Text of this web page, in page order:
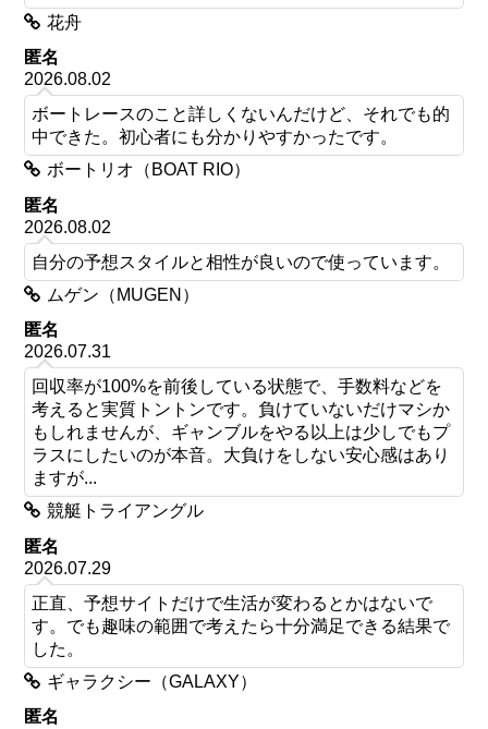
花舟
匿名
2026.08.02
ボートレースのこと詳しくないんだけど、それでも的
中できた。初心者にも分かりやすかったです。
ボートリオ（BOAT RIO）
匿名
2026.08.02
自分の予想スタイルと相性が良いので使っています。
ムゲン（MUGEN）
匿名
2026.07.31
回収率が100%を前後している状態で、手数料などを
考えると実質トントンです。負けていないだけマシか
もしれませんが、ギャンブルをやる以上は少しでもプ
ラスにしたいのが本音。大負けをしない安心感はあり
ますが...
競艇トライアングル
匿名
2026.07.29
正直、予想サイトだけで生活が変わるとかはないで
す。でも趣味の範囲で考えたら十分満足できる結果で
した。
ギャラクシー（GALAXY）
匿名